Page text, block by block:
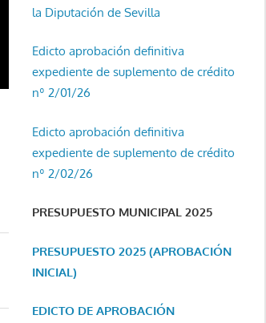
la Diputación de Sevilla
Edicto aprobación definitiva
expediente de suplemento de crédito
nº 2/01/26
Edicto aprobación definitiva
expediente de suplemento de crédito
nº 2/02/26
PRESUPUESTO MUNICIPAL 2025
PRESUPUESTO 2025 (APROBACIÓN
INICIAL)
EDICTO DE APROBACIÓN